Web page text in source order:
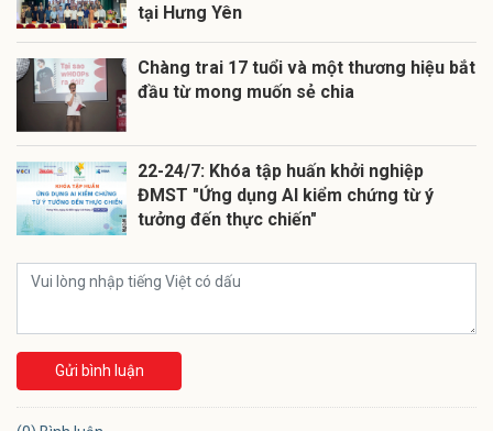
tại Hưng Yên
Chàng trai 17 tuổi và một thương hiệu bắt
đầu từ mong muốn sẻ chia
22-24/7: Khóa tập huấn khởi nghiệp
ĐMST "Ứng dụng AI kiểm chứng từ ý
tưởng đến thực chiến"
Gửi bình luận